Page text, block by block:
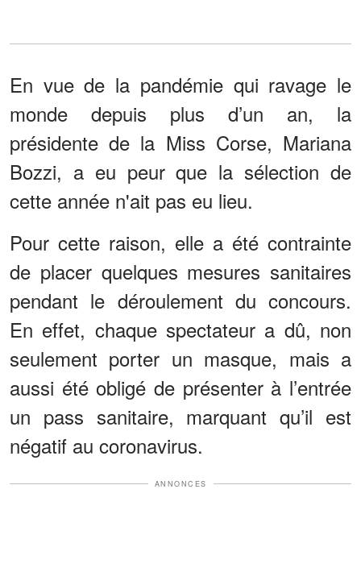
En vue de la pandémie qui ravage le
monde depuis plus d’un an, la
présidente de la Miss Corse, Mariana
Bozzi, a eu peur que la sélection de
cette année n'ait pas eu lieu.
Pour cette raison, elle a été contrainte
de placer quelques mesures sanitaires
pendant le déroulement du concours.
En effet, chaque spectateur a dû, non
seulement porter un masque, mais a
aussi été obligé de présenter à l’entrée
un pass sanitaire, marquant qu’il est
négatif au coronavirus.
ANNONCES